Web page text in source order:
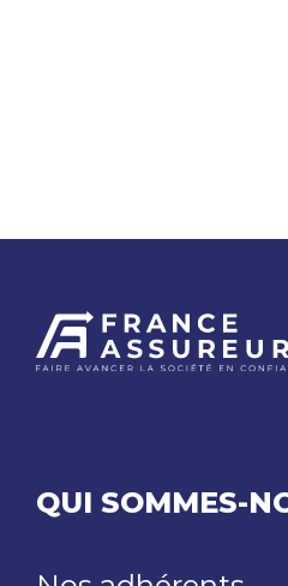
QUI SOMMES-